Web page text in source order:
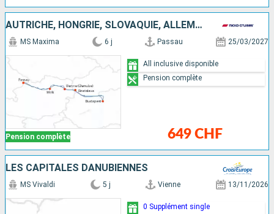
AUTRICHE, HONGRIE, SLOVAQUIE, ALLEMAGNE
Pension complète
MS Maxima 6 j Passau 25/03/2027
649 CHF
All inclusive disponible
Pension complète
LES CAPITALES DANUBIENNES
MS Vivaldi 5 j Vienne 13/11/2026
0 Supplément single